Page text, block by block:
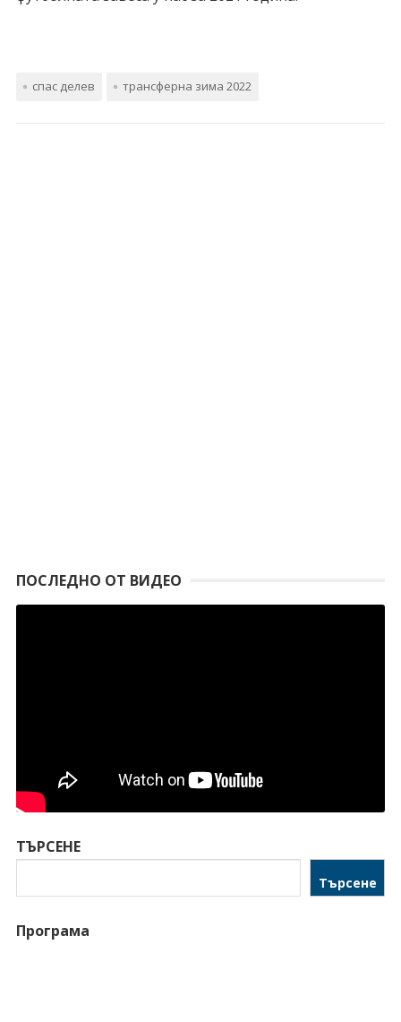
спас делев трансферна зима 2022
ПОСЛЕДНО ОТ ВИДЕО
ТЪРСЕНЕ
Търсене
Програма